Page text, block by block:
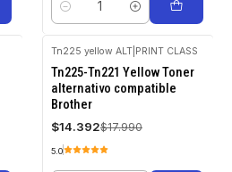
Cantidad
-20%
OFF
Tn225 yellow ALT PRINT CLASS
Tn225-Tn221 Yellow Toner
alternativo compatible
Brother
$14.392$17.990
5.0